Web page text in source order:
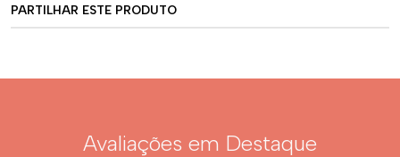
PARTILHAR ESTE PRODUTO
Avaliações em Destaque